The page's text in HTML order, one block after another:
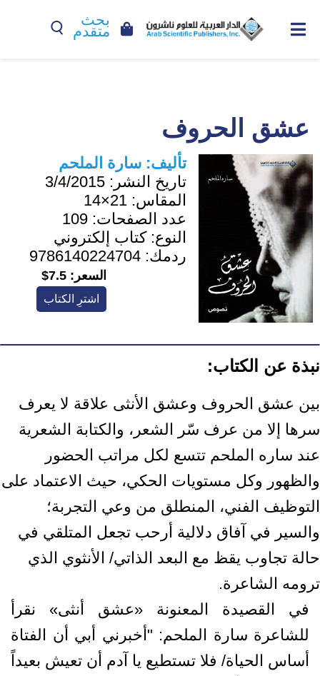
بحث
متقدم
عشق الحروف
تأليف: سارة الملحم
تاريخ النشر: 3/4/2015
المقاس: 21×14
عدد الصفحات: 109
النوع:كتاب إلكتروني
ردمك: 9786140224704
السعر: 7.5$
اشترِ الكتاب
نبذة عن الكتاب:
بين عشق الحروف وعشق الأنثى علاقة لا يعرف
سرها إلا من عرف سّر الشعر، والكتابة الشعرية
عند ساره الملحم تتسع لكل مراتب الحضور
والظهور وكل مستويات الحكي، حيث الاعتماد على
التوظيف الفني، المنطلق من وعي التجربة؛
والسير في آفاق دلالية أرحب تجعل المتلقي في
حالة تجاوب يقظ مع البعد الذاتي/ الأنثوي الذي
ترومه الشاعرة.
في القصيدة المعنونة «عشق أنثى» نقرأ
للشاعرة سارة الملحم: "أخبرني أبي أن الفتاة
أساس الحياة/ فلا تستطيع يا آدم أن تعيش بعيداً